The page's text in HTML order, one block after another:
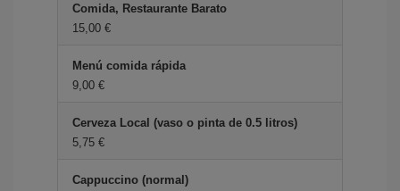
Comida, Restaurante Barato
15,00 €
Menú comida rápida
9,00 €
Cerveza Local (vaso o pinta de 0.5 litros)
5,75 €
Cappuccino (normal)